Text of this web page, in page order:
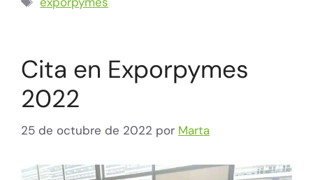
Cita en Exporpymes
2022
25 de octubre de 2022 por Marta